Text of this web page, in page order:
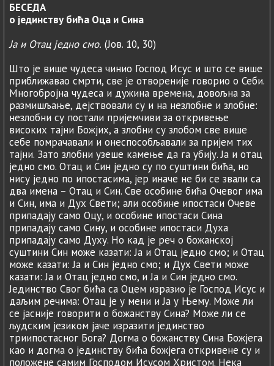
БЕСЕДА
о јединству бића Оца и Сина
Ја и Oтац једно смо. (Јов. 10, 30)
Што је више чудеса чинио Господ Исус и што се више
приближавао смрти, све је отвореније говорио о Себи.
Многобројна чудеса и дужина времена, довољна за
размишљање, дејствовали су и на незлобне и злобне:
незлобни су постали пријемчиви за откривење
високих тајни Божјих, а злобни су злобом све више
себе помрачавали и онеспособљавали за пријем тих
тајни. Зато злобни узеше камење да га убију. Ја и отац
једно смо. Отац и Син једно су по суштини бића, но
нису једно по ипостасима, јер иначе не би се звали са
два имена – Отац и Син. Све особине бића Очевог има
и Син, има и Дух Свети; али особине ипостаси Очеве
припадају само Оцу, и особине ипостаси Сина
припадају само Сину, и особине ипостаси Духа
припадају само Духу. Но кад је реч о божанској
суштини Син може казати: Ја и Отац једно смо; и Отац
може казати: Ја и Син једно смо; и Дух Свети може
казати: Ја и Отац једно смо, и Jа и Син једно смо.
Јединство Свог бића са Оцем изразио је Господ Исус и
даљим речима: Отац је у мени и Ја у Њему. Може ли
се јасније говорити о божанству Сина? Може ли се
људским језиком јаче изразити јединство
триипостасног Бога? Догма о божанству Сина Божјега
као и догма о јединству бића божјега откривене су и
положене самим Господом Исусом Христом. Нека